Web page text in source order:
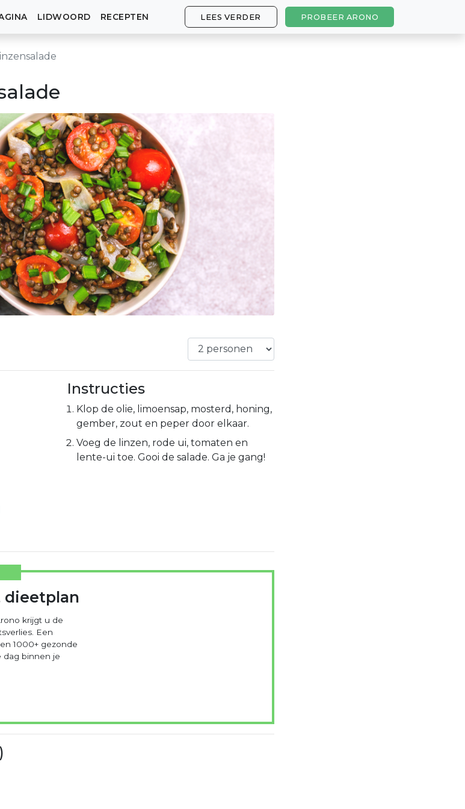
LIDWOORD RECEPTEN LEES VERDER PROBEER ARONO
Instructies
Klop de olie, limoensap, mosterd, honing,
gember, zout en peper door elkaar.
Voeg de linzen, rode ui, tomaten en
lente-ui toe. Gooi de salade. Ga je gang!
dieetplan
krijgt u de
Een
1000+ gezonde
dag binnen je